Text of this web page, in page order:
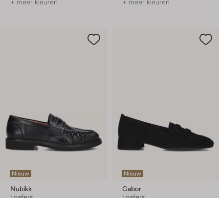
+ meer kleuren + meer kleuren
Nieuw
Nubikk
Nieuw
Gabor